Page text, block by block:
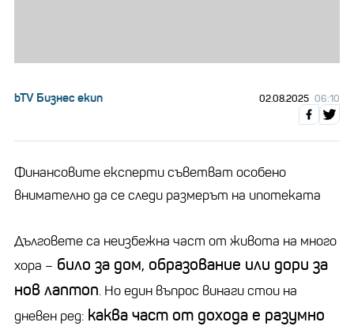
bTV Бизнес екип 02.08.2025 06:10
Финансовите експерти съветват особено
внимателно да се следи размерът на ипотеката
Дълговете са неизбежна част от живота на много
хора – било за дом, образование или дори за
нов лаптоп. Но един въпрос винаги стои на
дневен ред: каква част от дохода е разумно